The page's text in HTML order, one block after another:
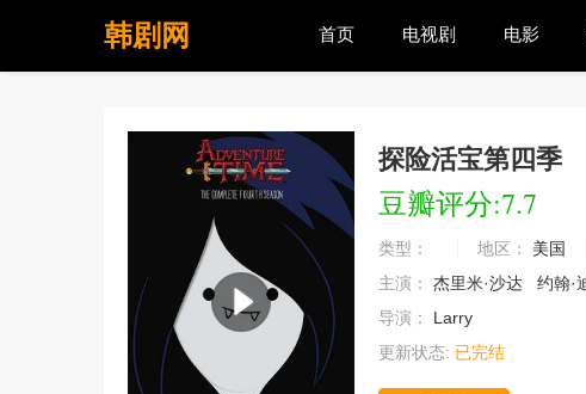
韩剧网 首页 电视剧 电影
探险活宝第四季
豆瓣评分:7.7
类型： 地区： 美国
主演：
杰里米·沙达
约翰·
导演：
Larry
更新状态: 已完结